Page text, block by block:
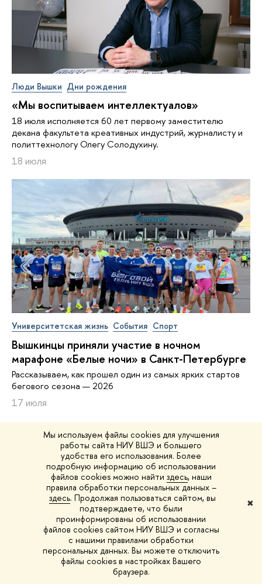
Мы используем файлы cookies для улучшения
работы сайта НИУ ВШЭ и большего
удобства его использования. Более
подробную информацию об использовании
файлов cookies можно найти здесь, наши
правила обработки персональных данных –
здесь. Продолжая пользоваться сайтом, вы
подтверждаете, что были
проинформированы об использовании
файлов cookies сайтом НИУ ВШЭ и согласны
с нашими правилами обработки
персональных данных. Вы можете отключить
файлы cookies в настройках Вашего
браузера.
✖
Люди Вышки Дни рождения
«Мы воспитываем интеллектуалов»
18 июля исполняется 60 лет первому заместителю
декана факультета креативных индустрий, журналисту и
политтехнологу Олегу Солодухину.
18 июля
Университетская жизнь События Спорт
Вышкинцы приняли участие в ночном
марафоне «Белые ночи» в Санкт-Петербурге
Рассказываем, как прошел один из самых ярких стартов
бегового сезона — 2026
17 июля
ВЫШКА
ДЛЯ СВОИХ
Дирекция по коммуникациям и маркетингу